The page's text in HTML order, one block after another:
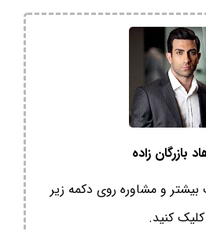
بازرگان زاده
و مشاوره روی دکمه زیر
کلیک کنید.